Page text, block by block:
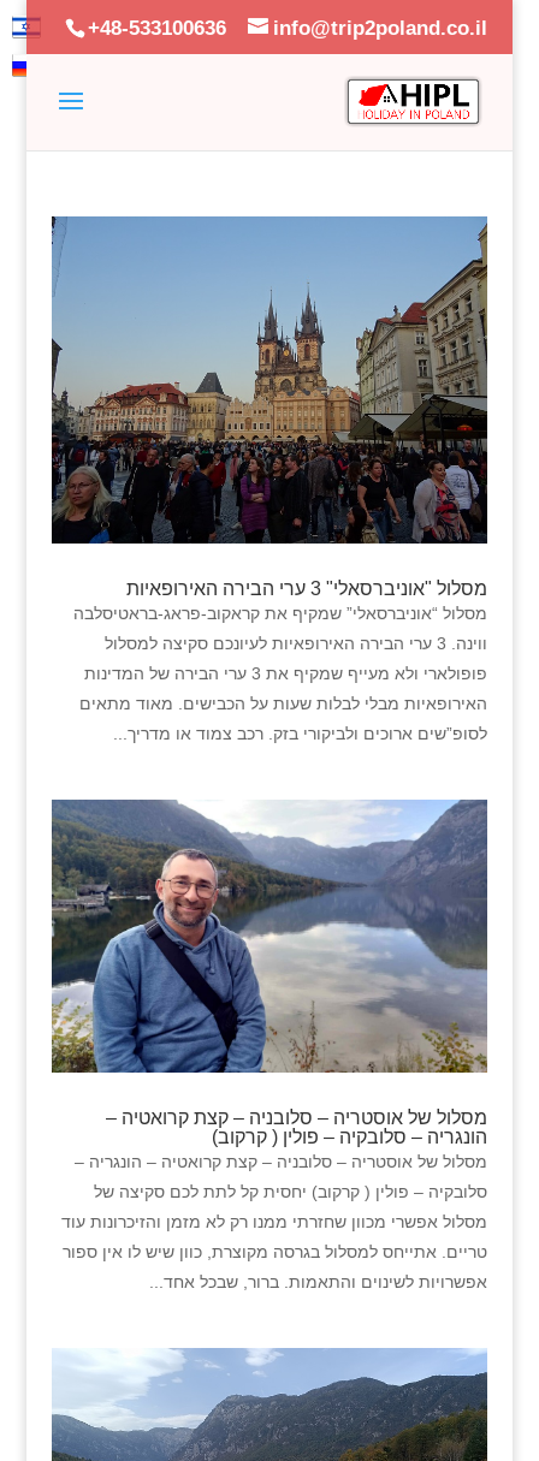
+48-533100636 info@trip2poland.co.il
מסלול "אוניברסאלי" 3 ערי הבירה האירופאיות
מסלול “אוניברסאלי” שמקיף את קראקוב-פראג-בראטיסלבה
ווינה. 3 ערי הבירה האירופאיות לעיונכם סקיצה למסלול
פופולארי ולא מעייף שמקיף את 3 ערי הבירה של המדינות
האירופאיות מבלי לבלות שעות על הכבישים. מאוד מתאים
לסופ”שים ארוכים ולביקורי בזק. רכב צמוד או מדריך...
מסלול של אוסטריה – סלובניה – קצת קרואטיה –
הונגריה – סלובקיה – פולין ( קרקוב)
מסלול של אוסטריה – סלובניה – קצת קרואטיה – הונגריה –
סלובקיה – פולין ( קרקוב) יחסית קל לתת לכם סקיצה של
מסלול אפשרי מכוון שחזרתי ממנו רק לא מזמן והזיכרונות עוד
טריים. אתייחס למסלול בגרסה מקוצרת, כוון שיש לו אין ספור
אפשרויות לשינוים והתאמות. ברור, שבכל אחד...